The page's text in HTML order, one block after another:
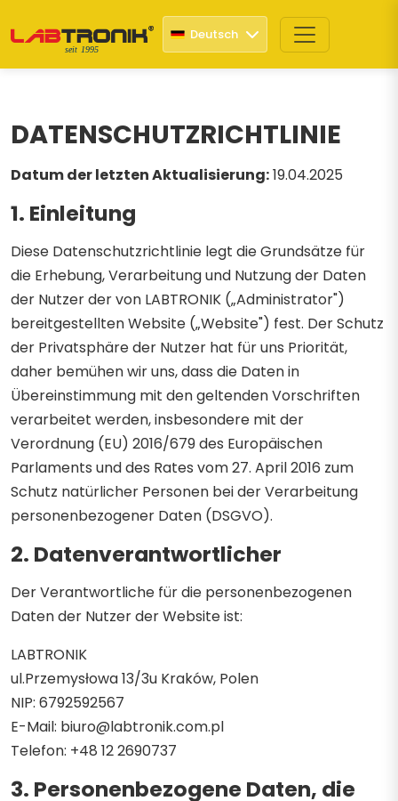
seit 1995
Deutsch
DATENSCHUTZRICHTLINIE
Datum der letzten Aktualisierung:19.04.2025
1. Einleitung
Diese Datenschutzrichtlinie legt die Grundsätze für
die Erhebung, Verarbeitung und Nutzung der Daten
der Nutzer der von LABTRONIK („Administrator")
bereitgestellten Website („Website") fest. Der Schutz
der Privatsphäre der Nutzer hat für uns Priorität,
daher bemühen wir uns, dass die Daten in
Übereinstimmung mit den geltenden Vorschriften
verarbeitet werden, insbesondere mit der
Verordnung (EU) 2016/679 des Europäischen
Parlaments und des Rates vom 27. April 2016 zum
Schutz natürlicher Personen bei der Verarbeitung
personenbezogener Daten (DSGVO).
2. Datenverantwortlicher
Der Verantwortliche für die personenbezogenen
Daten der Nutzer der Website ist:
LABTRONIK
ul.Przemysłowa 13/3u Kraków, Polen
NIP: 6792592567
E-Mail: biuro@labtronik.com.pl
Telefon: +48 12 2690737
3. Personenbezogene Daten, die